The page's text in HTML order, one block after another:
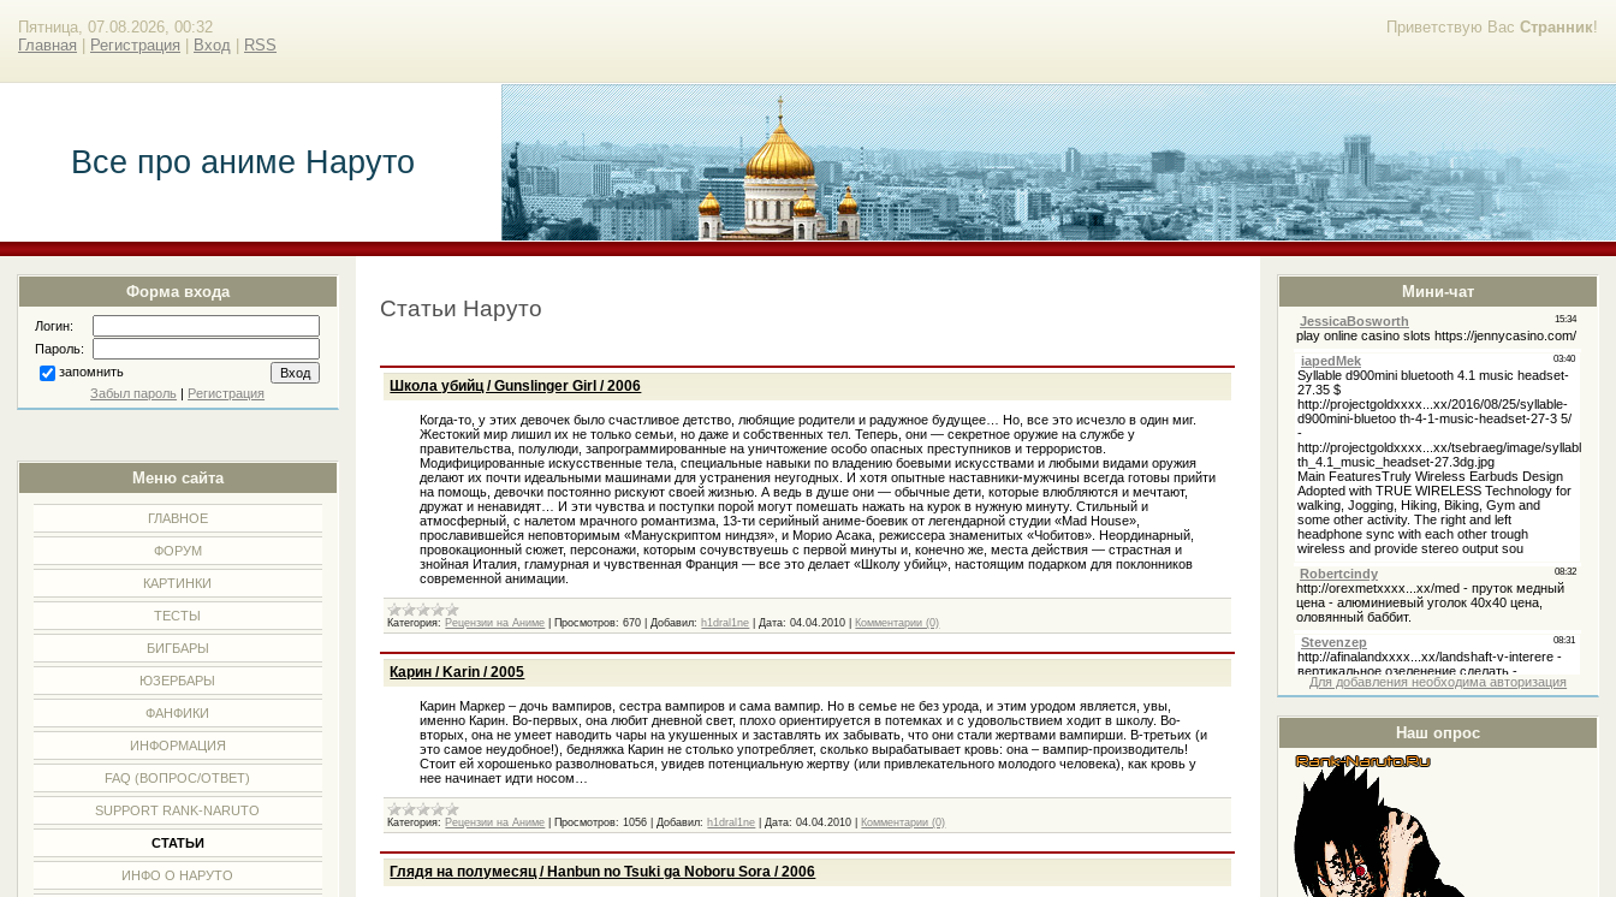
Приветствую Вас Странник!
Пятница, 07.08.2026, 00:32
Главная
Регистрация Вход RSS
Все про аниме Наруто
Форма входа
Логин:
Пароль:
запомнить
Забыл пароль | Регистрация
Меню сайта
ГЛАВНОЕ
ФОРУМ
КАРТИНКИ
ТЕСТЫ
БИГБАРЫ
ЮЗЕРБАРЫ
ФАНФИКИ
ИНФОРМАЦИЯ
FAQ (ВОПРОС/ОТВЕТ)
SUPPORT RANK-NARUTO
СТАТЬИ
ИНФО О НАРУТО
Мини-чат
Для добавления необходима авторизация
Наш опрос
Статьи Наруто
Школа убийц / Gunslinger Girl / 2006
Когда-то, у этих девочек было счастливое детство, любящие родители и радужное будущее… Но, все это исчезло в один миг.
Жестокий мир лишил их не только семьи, но даже и собственных тел. Теперь, они — секретное оружие на службе у
правительства, полулюди, запрограммированные на уничтожение особо опасных преступников и террористов.
Модифицированные искусственные тела, специальные навыки по владению боевыми искусствами и любыми видами оружия
делают их почти идеальными машинами для устранения неугодных. И хотя опытные наставники-мужчины всегда готовы прийти
на помощь, девочки постоянно рискуют своей жизнью. А ведь в душе они — обычные дети, которые влюбляются и мечтают,
дружат и ненавидят… И эти чувства и поступки порой могут помешать нажать на курок в нужную минуту. Стильный и
атмосферный, с налетом мрачного романтизма, 13-ти серийный аниме-боевик от легендарной студии «Mad House»,
прославившейся неповторимым «Манускриптом ниндзя», и Морио Асака, режиссера знаменитых «Чобитов». Неординарный,
провокационный сюжет, персонажи, которым сочувствуешь с первой минуты и, конечно же, места действия — страстная и
знойная Италия, гламурная и чувственная Франция — все это делает «Школу убийц», настоящим подарком для поклонников
современной анимации.
Категория: Рецензии на Аниме Просмотров: 670 |Добавил: h1dral1ne |Дата: 04.04.2010 Комментарии (0)
Карин / Karin / 2005
Карин Маркер – дочь вампиров, сестра вампиров и сама вампир. Но в семье не без урода, и этим уродом является, увы,
именно Карин. Во-первых, она любит дневной свет, плохо ориентируется в потемках и с удовольствием ходит в школу. Во-
вторых, она не умеет наводить чары на укушенных и заставлять их забывать, что они стали жертвами вампирши. В-третьих (и
это самое неудобное!), бедняжка Карин не столько употребляет, сколько вырабатывает кровь: она – вампир-производитель!
Стоит ей хорошенько разволноваться, увидев потенциальную жертву (или привлекательного молодого человека), как кровь у
нее начинает идти носом…
Категория: Рецензии на Аниме Просмотров: 1056 |Добавил: h1dral1ne |Дата: 04.04.2010 Комментарии (0)
Глядя на полумесяц / Hanbun no Tsuki ga Noboru Sora / 2006